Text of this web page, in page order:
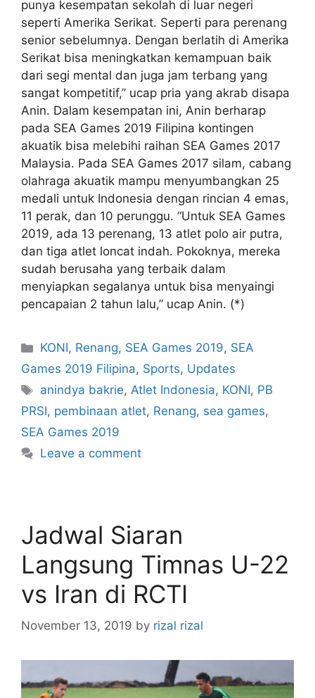
punya kesempatan sekolah di luar negeri
seperti Amerika Serikat. Seperti para perenang
senior sebelumnya. Dengan berlatih di Amerika
Serikat bisa meningkatkan kemampuan baik
dari segi mental dan juga jam terbang yang
sangat kompetitif,” ucap pria yang akrab disapa
Anin. Dalam kesempatan ini, Anin berharap
pada SEA Games 2019 Filipina kontingen
akuatik bisa melebihi raihan SEA Games 2017
Malaysia. Pada SEA Games 2017 silam, cabang
olahraga akuatik mampu menyumbangkan 25
medali untuk Indonesia dengan rincian 4 emas,
11 perak, dan 10 perunggu. “Untuk SEA Games
2019, ada 13 perenang, 13 atlet polo air putra,
dan tiga atlet loncat indah. Pokoknya, mereka
sudah berusaha yang terbaik dalam
menyiapkan segalanya untuk bisa menyaingi
pencapaian 2 tahun lalu,” ucap Anin. (*)
KONI, Renang, SEA Games 2019, SEA
Games 2019 Filipina, Sports, Updates
anindya bakrie,Atlet Indonesia, KONI, PB
PRSI, pembinaan atlet, Renang, sea games,
SEA Games 2019
Leave a comment
Jadwal Siaran
Langsung Timnas U-22
vs Iran di RCTI
November 13, 2019 by rizal rizal